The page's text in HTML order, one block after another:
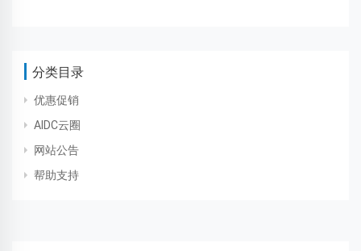
分类目录
优惠促销
AIDC云圈
网站公告
帮助支持